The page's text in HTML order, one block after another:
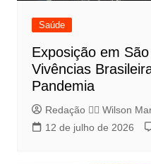
Saúde
Exposição em
Vivências
Pandemia
Redação 👨‍⚖️​ Wilson
12 de julho de 2026